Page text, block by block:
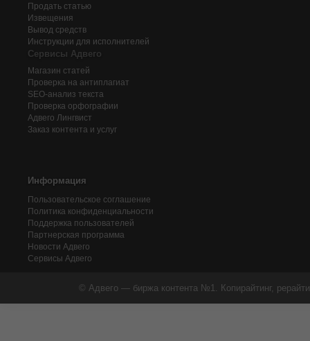
Продать статью
Извещения
Вывод средств
Инструкции для исполнителей
Сервисы Адвего
Магазин статей
Проверка на антиплагиат
SEO-анализ текста
Проверка орфографии
Адвего Лингвист
Заказ контента и услуг
Информация
Пользовательское соглашение
Политика конфиденциальности
Поддержка пользователей
Партнерская программа
Новости Адвего
Сервисы Адвего
© Адвего — биржа контента №1. Копирайтинг,